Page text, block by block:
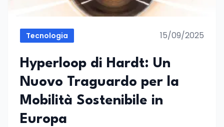
Tecnologia 15/09/2025
Hyperloop di Hardt: Un
Nuovo Traguardo per la
Mobilità Sostenibile in
Europa